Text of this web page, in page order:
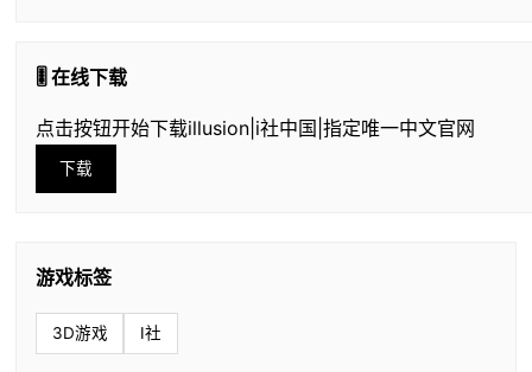
🎚️ 在线下载
点击按钮开始下载illusion|i社中国|指定唯一中文官网
下载
游戏标签
3D游戏 I社